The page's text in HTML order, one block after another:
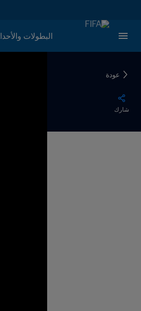
البطولات
عودة
شارك